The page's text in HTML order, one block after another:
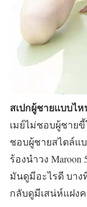
สเปกผู้ชายแบบไ
เมย์ไม่ชอบผู้ชายขี้
ชอบผู้ชายสไตล์แ
ร้องนำวง
มันดูมีอะไรดี บาง
กลับดูมีเสน่ห์แฝง